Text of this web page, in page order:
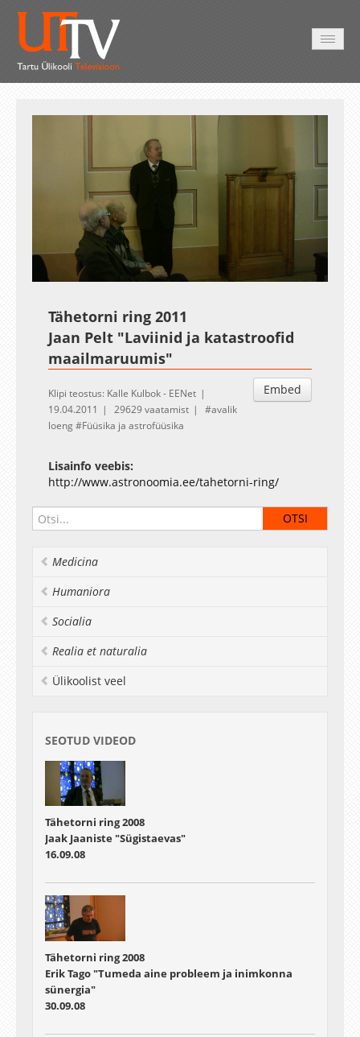
Unmute
2.22%
Esituskiirused
Tähetorni ring 2011
Jaan Pelt "Laviinid ja katastroofid
maailmaruumis"
Embed
Klipi teostus: Kalle Kulbok - EENet
19.04.2011
29629 vaatamist
avalik
loeng
Füüsika ja astrofüüsika
Lisainfo veebis:
http://www.astronoomia.ee/tahetorni-ring/
Medicina
Humaniora
Socialia
Realia et naturalia
Ülikoolist veel
SEOTUD VIDEOD
Tähetorni ring 2008
Jaak Jaaniste "Sügistaevas"
16.09.08
Tähetorni ring 2008
Erik Tago "Tumeda aine probleem ja inimkonna
sünergia"
30.09.08